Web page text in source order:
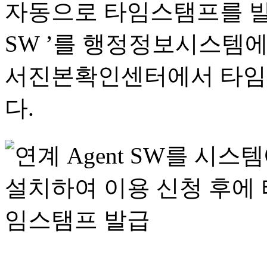
자동으로 타임스탬프를
SW ’를 행정정보시스템
서진본확인센터에서 타
다.